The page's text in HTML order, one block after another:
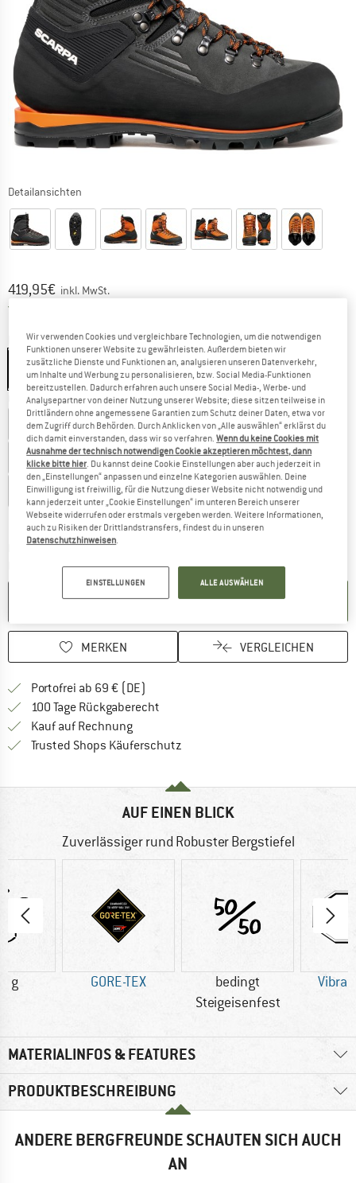
Detailansichten
Preis:
419,95€ inkl. MwSt.
Farbe:Anthracite / Orange
Größe wählen:
EU40 EU40,5 EU41 EU41,5 EU42 EU42,5
EU43 EU43,5 EU44 EU44,5 EU45 EU45,5
EU46 EU46,5 EU47 EU48
Größentabelle
Lieferzeit: 2-4 WerktageDer Link öffnet sich in einer Infobox und
IN DEN WARENKORB
MERKEN VERGLEICHEN
Portofrei ab 69 € (DE)
100 Tage Rückgaberecht
Kauf auf RechnungFinde die Zahlungs-Infos hier! Öffnet
Trusted Shops Käuferschutz
AUF EINEN BLICK
Zuverlässiger rund Robuster Bergstiefel
g GORE-TEX
bedingt
Steigeisenfest
MATERIALINFOS & FEATURES
PRODUKTBESCHREIBUNG
ANDERE BERGFREUNDE SCHAUTEN SICH AUCH
AN
Wir verwenden Cookies und vergleichbare Technologien, um die notwendigen
Funktionen unserer Website zu gewährleisten. Außerdem bieten wir
zusätzliche Dienste und Funktionen an, analysieren unseren Datenverkehr,
um Inhalte und Werbung zu personalisieren, bzw. Social Media-Funktionen
bereitzustellen. Dadurch erfahren auch unsere Social Media-, Werbe- und
Analysepartner von deiner Nutzung unserer Website; diese sitzen teilweise in
Drittländern ohne angemessene Garantien zum Schutz deiner Daten, etwa vor
dem Zugriff durch Behörden. Durch Anklicken von „Alle auswählen“ erklärst du
dich damit einverstanden, dass wir so verfahren.Wenn du keine Cookies mit
Ausnahme der technisch notwendigen Cookie akzeptieren möchtest, dann
klicke bitte hier. Du kannst deine Cookie Einstellungen aber auch jederzeit in
den „Einstellungen“ anpassen und einzelne Kategorien auswählen. Deine
Einwilligung ist freiwillig, für die Nutzung dieser Website nicht notwendig und
kann jederzeit unter „Cookie Einstellungen“ im unteren Bereich unserer
Webseite widerrufen oder erstmals vergeben werden. Weitere Informationen,
auch zu Risiken der Drittlandstransfers, findest du in unseren
Datenschutzhinweisen.
EINSTELLUNGEN ALLE AUSWÄHLEN